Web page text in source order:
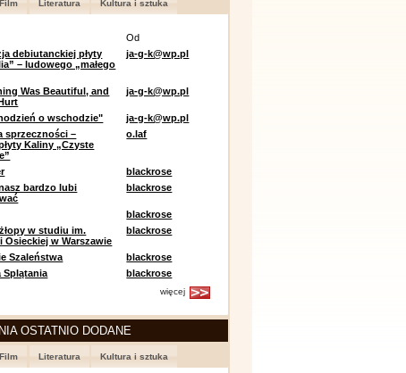
Film Literatura Kultura i sztuka
Od
debiutanckiej płyty
– ludowego „małego
ja-g-k@wp.pl
Was Beautiful, and
ja-g-k@wp.pl
o wschodzie"
ja-g-k@wp.pl
sprzeczności –
Kaliny „Czyste
o.laf
blackrose
bardzo lubi
blackrose
blackrose
w studiu im.
Osieckiej w Warszawie
blackrose
Szaleństwa
blackrose
Splątania blackrose
więcej
OSTATNIO DODANE
Film Literatura Kultura i sztuka